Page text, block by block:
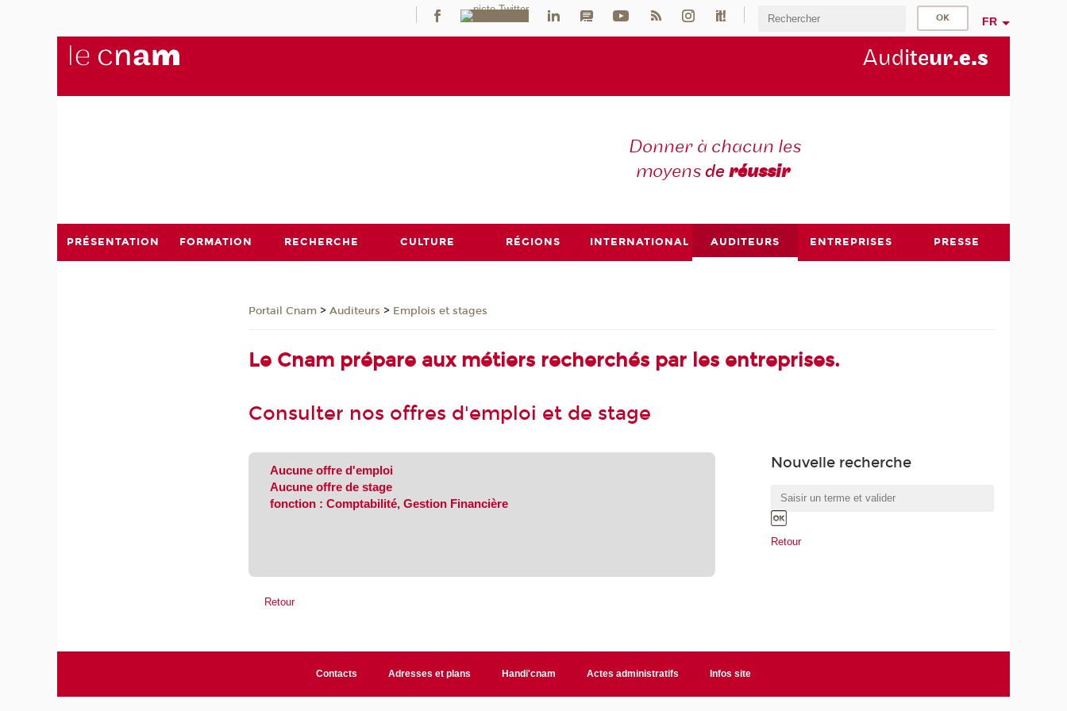
FR
Auditeur.e.s
Donner à chacun les
moyensde réussir
PRÉSENTATION FORMATION RECHERCHE CULTURE RÉGIONS INTERNATIONAL AUDITEURS ENTREPRISES PRESSE
Portail Cnam >Auditeurs > Emplois et stages
Le Cnam prépare aux métiers recherchés par les entreprises.
Consulter nos offres d'emploi et de stage
Nouvelle recherche
Retour
Aucune offre d'emploi
Aucune offre de stage
fonction : Comptabilité, Gestion Financière
Retour
Contacts Adresses et plans Handi'cnam Actes administratifs Infos site